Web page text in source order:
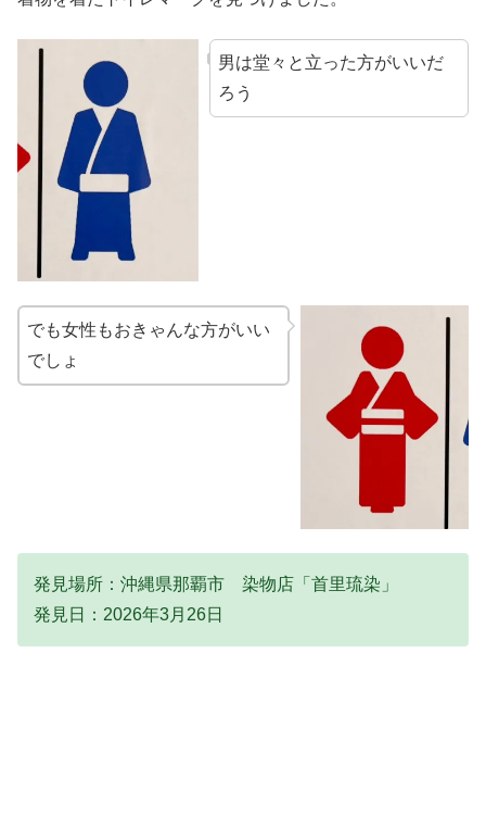
男は堂々と立った方がいいだ
ろう
でも女性もおきゃんな方がいい
でしょ
発見場所：沖縄県那覇市 染物店「首里琉染」
発見日：2026年3月26日